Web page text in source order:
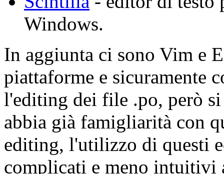
Windows.
In aggiunta ci sono Vim e
piattaforme e sicuramente
l'editing dei file .po, però
abbia già famigliarità con
editing, l'utilizzo di questi
complicati e meno intuitivi